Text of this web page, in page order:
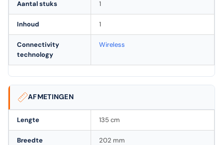
Aantal stuks 1
Inhoud 1
Connectivity
technology
Wireless
AFMETINGEN
Lengte 135 cm
Breedte 202 mm